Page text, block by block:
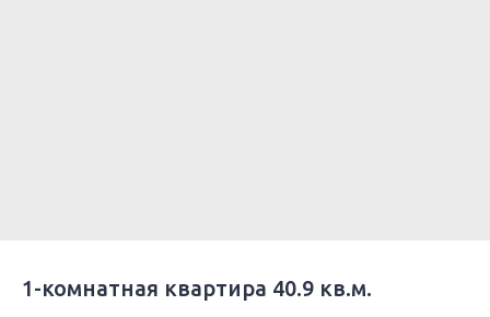
1-комнатная квартира 40.9 кв.м.